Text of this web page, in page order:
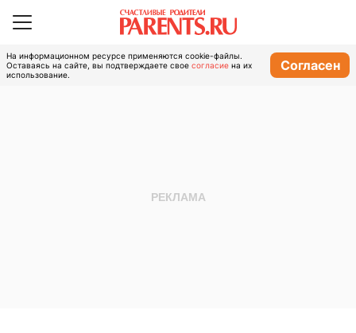
На информационном ресурсе применяются cookie-файлы.
Оставаясь на сайте, вы подтверждаете свое согласие на их
использование.
Согласен